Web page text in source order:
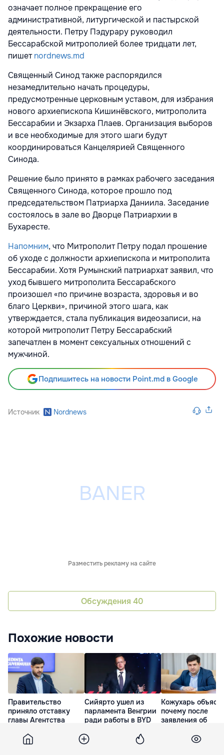
означает полное прекращение его
административной, литургической и пастырской
деятельности. Петру Пэдурару руководил
Бессарабской митрополией более тридцати лет,
пишетnordnews.md
Священный Синод также распорядился
незамедлительно начать процедуры,
предусмотренные церковным уставом, для избрания
нового архиепископа Кишинёвского, митрополита
Бессарабии и Экзарха Плаев. Организация выборов
и все необходимые для этого шаги будут
координироваться Канцелярией Священного
Синода.
Решение было принято в рамках рабочего заседания
Священного Синода, которое прошло под
председательством Патриарха Даниила. Заседание
состоялось в зале во Дворце Патриархии в
Бухаресте.
Напомним, что Митрополит Петру подал прошение
об уходе с должности архиепископа и митрополита
Бессарабии. Хотя Румынский патриархат заявил, что
уход бывшего митрополита Бессарабского
произошел «по причине возраста, здоровья и во
благо Церкви», причиной этого шага, как
утверждается, стала публикация видеозаписи, на
которой митрополит Петру Бессарабский
запечатлен в момент сексуальных отношений с
мужчиной.
Подпишитесь на новости Point.md в Google
Источник Nordnews
Разместить рекламу на сайте
Обсуждения 40
Похожие новости
Правительство
приняло отставку
главы Агентства
собственности
Сийярто ушел из
парламента Венгрии
ради работы в BYD
15 Июл. 19:36
Кожухарь
почему после
заявления об
руководить АПС